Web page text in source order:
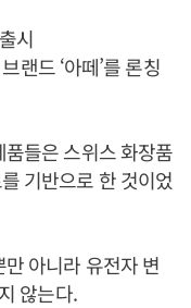
시
랜드 ‘아떼’를 론칭
들은 스위스 화장품
기반으로 한 것이었
아니라 유전자 변
않는다.